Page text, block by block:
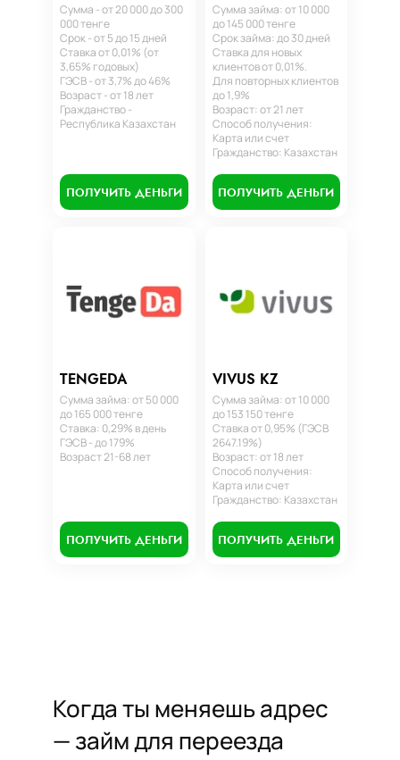
Сумма - от 20 000 до 300
000 тенге
Срок - от 5 до 15 дней
Ставка от 0,01% (от
3,65% годовых)
ГЭСВ - от 3,7% до 46%
Возраст - от 18 лет
Гражданство -
Республика Казахстан
ПОЛУЧИТЬ ДЕНЬГИ
Сумма займа: от 10 000
до 145 000 тенге
Срок займа: до 30 дней
Ставка для новых
клиентов от 0,01%.
Для повторных клиентов
до 1,9%
Возраст: от 21 лет
Способ получения:
Карта или счет
Гражданство: Казахстан
ПОЛУЧИТЬ ДЕНЬГИ
TENGEDA
Сумма займа: от 50 000
до 165 000 тенге
Ставка: 0,29% в день
ГЭСВ - до 179%
Возраст 21-68 лет
ПОЛУЧИТЬ ДЕНЬГИ
VIVUS KZ
Сумма займа: от 10 000
до 153 150 тенге
Ставка от 0,95% (ГЭСВ
2647.19%)
Возраст: от 18 лет
Способ получения:
Карта или счет
Гражданство: Казахстан
ПОЛУЧИТЬ ДЕНЬГИ
Когда ты меняешь адрес
— займ для переезда